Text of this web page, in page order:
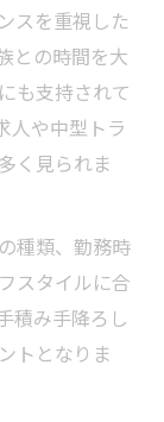
スを重視した
との時間を大
も支持されて
人や中型トラ
く見られま
種類、勤務時
スタイルに合
積み手降ろし
トとなりま